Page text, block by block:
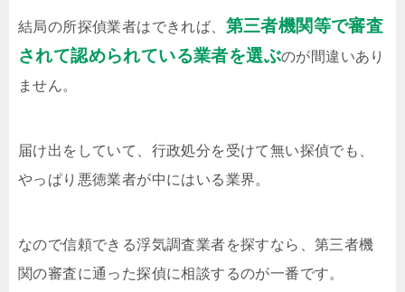
結局の所探偵業者はできれば、 第三者機関等で審査
されて認められている業者を選ぶのが間違いあり
ません。
届け出をしていて、行政処分を受けて無い探偵でも、
やっぱり悪徳業者が中にはいる業界。
なので信頼できる浮気調査業者を探すなら、第三者機
関の審査に通った探偵に相談するのが一番です。